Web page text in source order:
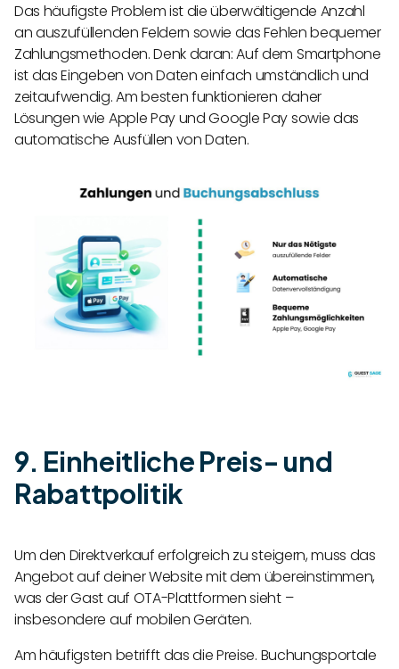
Das häufigste Problem ist die überwältigende Anzahl
an auszufüllenden Feldern sowie das Fehlen bequemer
Zahlungsmethoden. Denk daran: Auf dem Smartphone
ist das Eingeben von Daten einfach umständlich und
zeitaufwendig. Am besten funktionieren daher
Lösungen wie Apple Pay und Google Pay sowie das
automatische Ausfüllen von Daten.
9. Einheitliche Preis- und
Rabattpolitik
Um den Direktverkauf erfolgreich zu steigern, muss das
Angebot auf deiner Website mit dem übereinstimmen,
was der Gast auf OTA-Plattformen sieht –
insbesondere auf mobilen Geräten.
Am häufigsten betrifft das die Preise. Buchungsportale